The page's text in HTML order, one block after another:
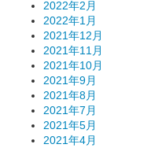
2022年2月
2022年1月
2021年12月
2021年11月
2021年10月
2021年9月
2021年8月
2021年7月
2021年5月
2021年4月